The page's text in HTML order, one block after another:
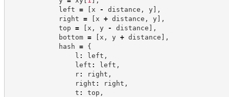
left = [ x - distance , y] ,
right = [ x + distance , y] ,
top = [ x , y - distance ] ,
bottom = [ x , y + distance ] ,
hash =
{
l : left ,
left : left ,
r: right ,
right : right ,
t : top ,